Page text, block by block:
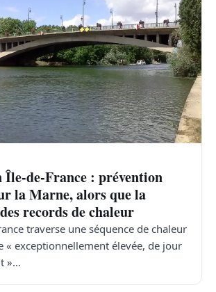
Île-de-France : prévention
la Marne, alors que la
records de chaleur
traverse une séquence de chaleur
« exceptionnellement élevée, de jour
»…